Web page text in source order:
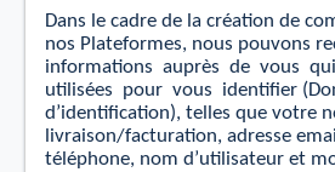
Dans le cadre de la création de
nos Plateformes, nous pouvons
informations auprès de vous qui
utilisées pour vous identiﬁer
d’identiﬁcation), telles que votre
livraison/facturation, adresse
téléphone, nom d’utilisateur et